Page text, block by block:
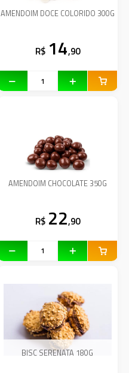
AMENDOIM DOCE COLORIDO 300G
R$ 14,90
AMENDOIM CHOCOLATE 350G
R$ 22,90
BISC SERENATA 180G